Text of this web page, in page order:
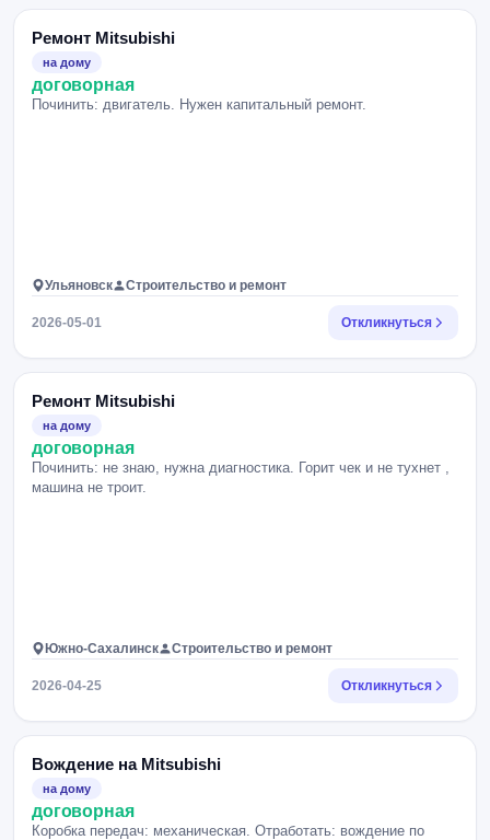
Ремонт Mitsubishi
на дому
договорная
Починить: двигатель. Нужен капитальный ремонт.
Ульяновск Строительство и ремонт
2026-05-01 Откликнуться
Ремонт Mitsubishi
на дому
договорная
Починить: не знаю, нужна диагностика. Горит чек и не тухнет ,
машина не троит.
Южно-Сахалинск Строительство и ремонт
2026-04-25 Откликнуться
Вождение на Mitsubishi
на дому
договорная
Коробка передач: механическая. Отработать: вождение по